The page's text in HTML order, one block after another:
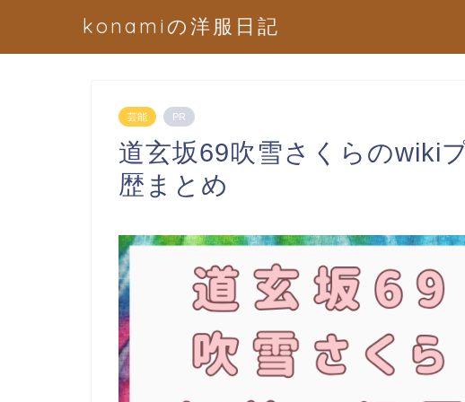
konamiの洋服日記
芸能 PR
道玄坂69吹雪さくらのwiki
歴まとめ